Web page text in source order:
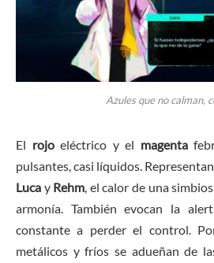
Azules que no calman,
El rojoeléctrico y el magenta
pulsantes, casi líquidos.
Luca y Rehm , el calor de una
armonía. También evocan la
constante a perder el control.
metálicos y fríos se adueñan de